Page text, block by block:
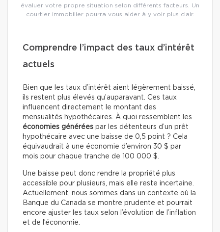
évaluer votre propre situation selon différents facteurs. Un
courtier immobilier pourra vous aider à y voir plus clair.
Comprendre l’impact des taux d’intérêt
actuels
Bien que les taux d’intérêt aient légèrement baissé,
ils restent plus élevés qu’auparavant. Ces taux
influencent directement le montant des
mensualités hypothécaires. À quoi ressemblent les
économies générées par les détenteurs d’un prêt
hypothécaire avec une baisse de 0,5 point ? Cela
équivaudrait à une économie d’environ 30 $ par
mois pour chaque tranche de 100 000 $.
Une baisse peut donc rendre la propriété plus
accessible pour plusieurs, mais elle reste incertaine.
Actuellement, nous sommes dans un contexte où la
Banque du Canada se montre prudente et pourrait
encore ajuster les taux selon l’évolution de l’inflation
et de l’économie.